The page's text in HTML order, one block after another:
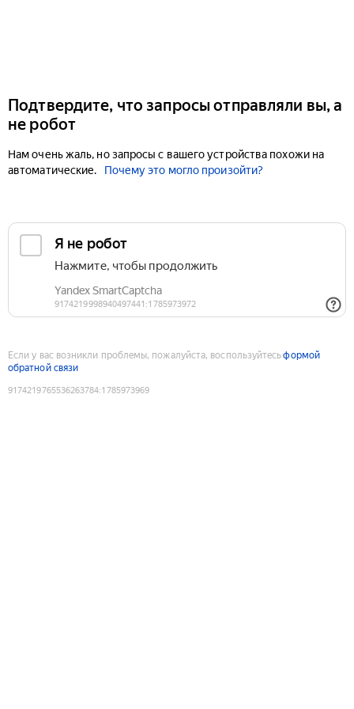
Подтвердите, что запросы отправляли вы, а
не робот
Нам очень жаль, но запросы с вашего устройства похожи на
автоматические.
Почему это могло произойти?
Если у вас возникли проблемы, пожалуйста, воспользуйтесьформой
обратной связи
9174219765536263784:1785973969